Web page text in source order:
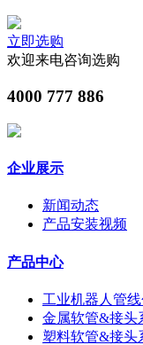
立即选购
欢迎来电咨询选购
4000 777 886
企业展示
新闻动态
产品安装视频
产品中心
工业机器人管
金属软管&接头
塑料软管&接头